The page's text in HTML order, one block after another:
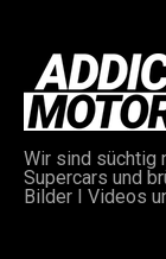
Wir sind süchtig
Supercars und
Bilder I Videos